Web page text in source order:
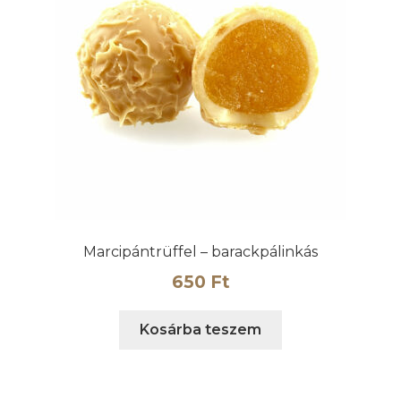
Marcipántrüffel – barackpálinkás
650 Ft
Kosárba teszem